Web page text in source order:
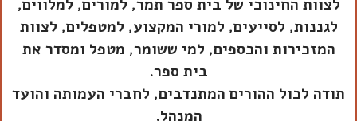
לצוות החינוכי של בית ספר תמר, למורים, למלווים,
לגננות, לסייעים, למורי המקצוע, למטפלים, לצוות
המזכירות והכספים, למי ששומר, מטפל ומסדר את
בית ספר.
תודה לכול ההורים המתנדבים, לחברי העמותה והועד
המנהל.